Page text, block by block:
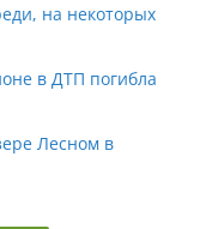
на некоторых
в ДТП погибла
Лесном в